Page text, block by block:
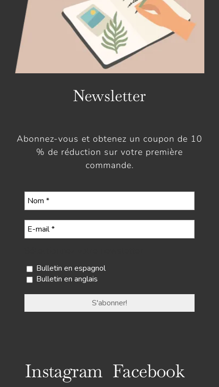
Newsletter
Abonnez-vous et obtenez un coupon de 10
% de réduction sur votre première
commande.
Bulletin en espagnol
Bulletin en anglais
Instagram Facebook